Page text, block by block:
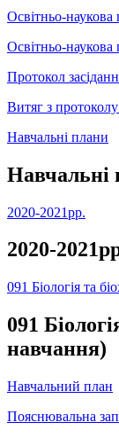
Освітньо-
Освітньо-
Протокол
Витяг з
Навчальні плани
Навчальні
2020-2021рр.
2020-
091 Біологія та
091
навчання)
Навчальний план
Пояснювальна